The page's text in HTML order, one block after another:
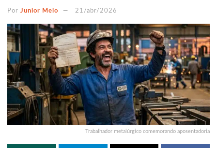
Por Junior Melo 21/abr/2026
Trabalhador metalúrgico comemorando aposentadoria